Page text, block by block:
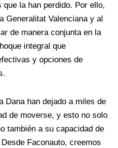
la han perdido. Por ello,
Generalitat Valenciana y al
de manera conjunta en la
integral que
y opciones de
Dana han dejado a miles de
de moverse, y esto no solo
también a su capacidad de
Faconauto, creemos